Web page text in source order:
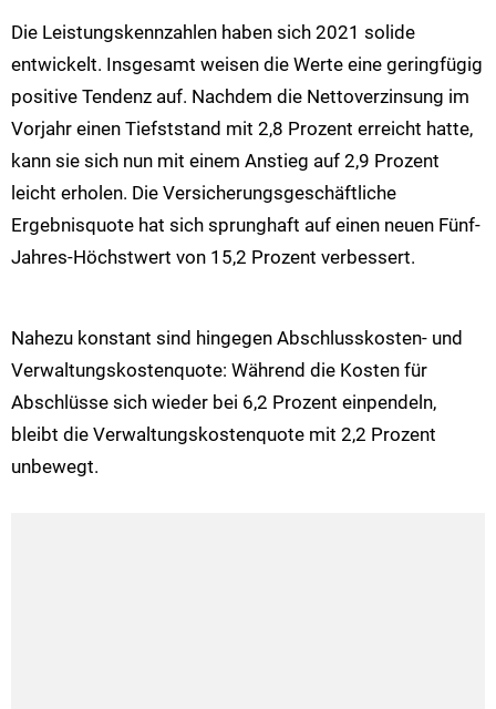
Die Leistungskennzahlen haben sich 2021 solide
entwickelt. Insgesamt weisen die Werte eine geringfügig
positive Tendenz auf. Nachdem die Nettoverzinsung im
Vorjahr einen Tiefststand mit 2,8 Prozent erreicht hatte,
kann sie sich nun mit einem Anstieg auf 2,9 Prozent
leicht erholen. Die Versicherungsgeschäftliche
Ergebnisquote hat sich sprunghaft auf einen neuen Fünf-
Jahres-Höchstwert von 15,2 Prozent verbessert.
Nahezu konstant sind hingegen Abschlusskosten- und
Verwaltungskostenquote: Während die Kosten für
Abschlüsse sich wieder bei 6,2 Prozent einpendeln,
bleibt die Verwaltungskostenquote mit 2,2 Prozent
unbewegt.